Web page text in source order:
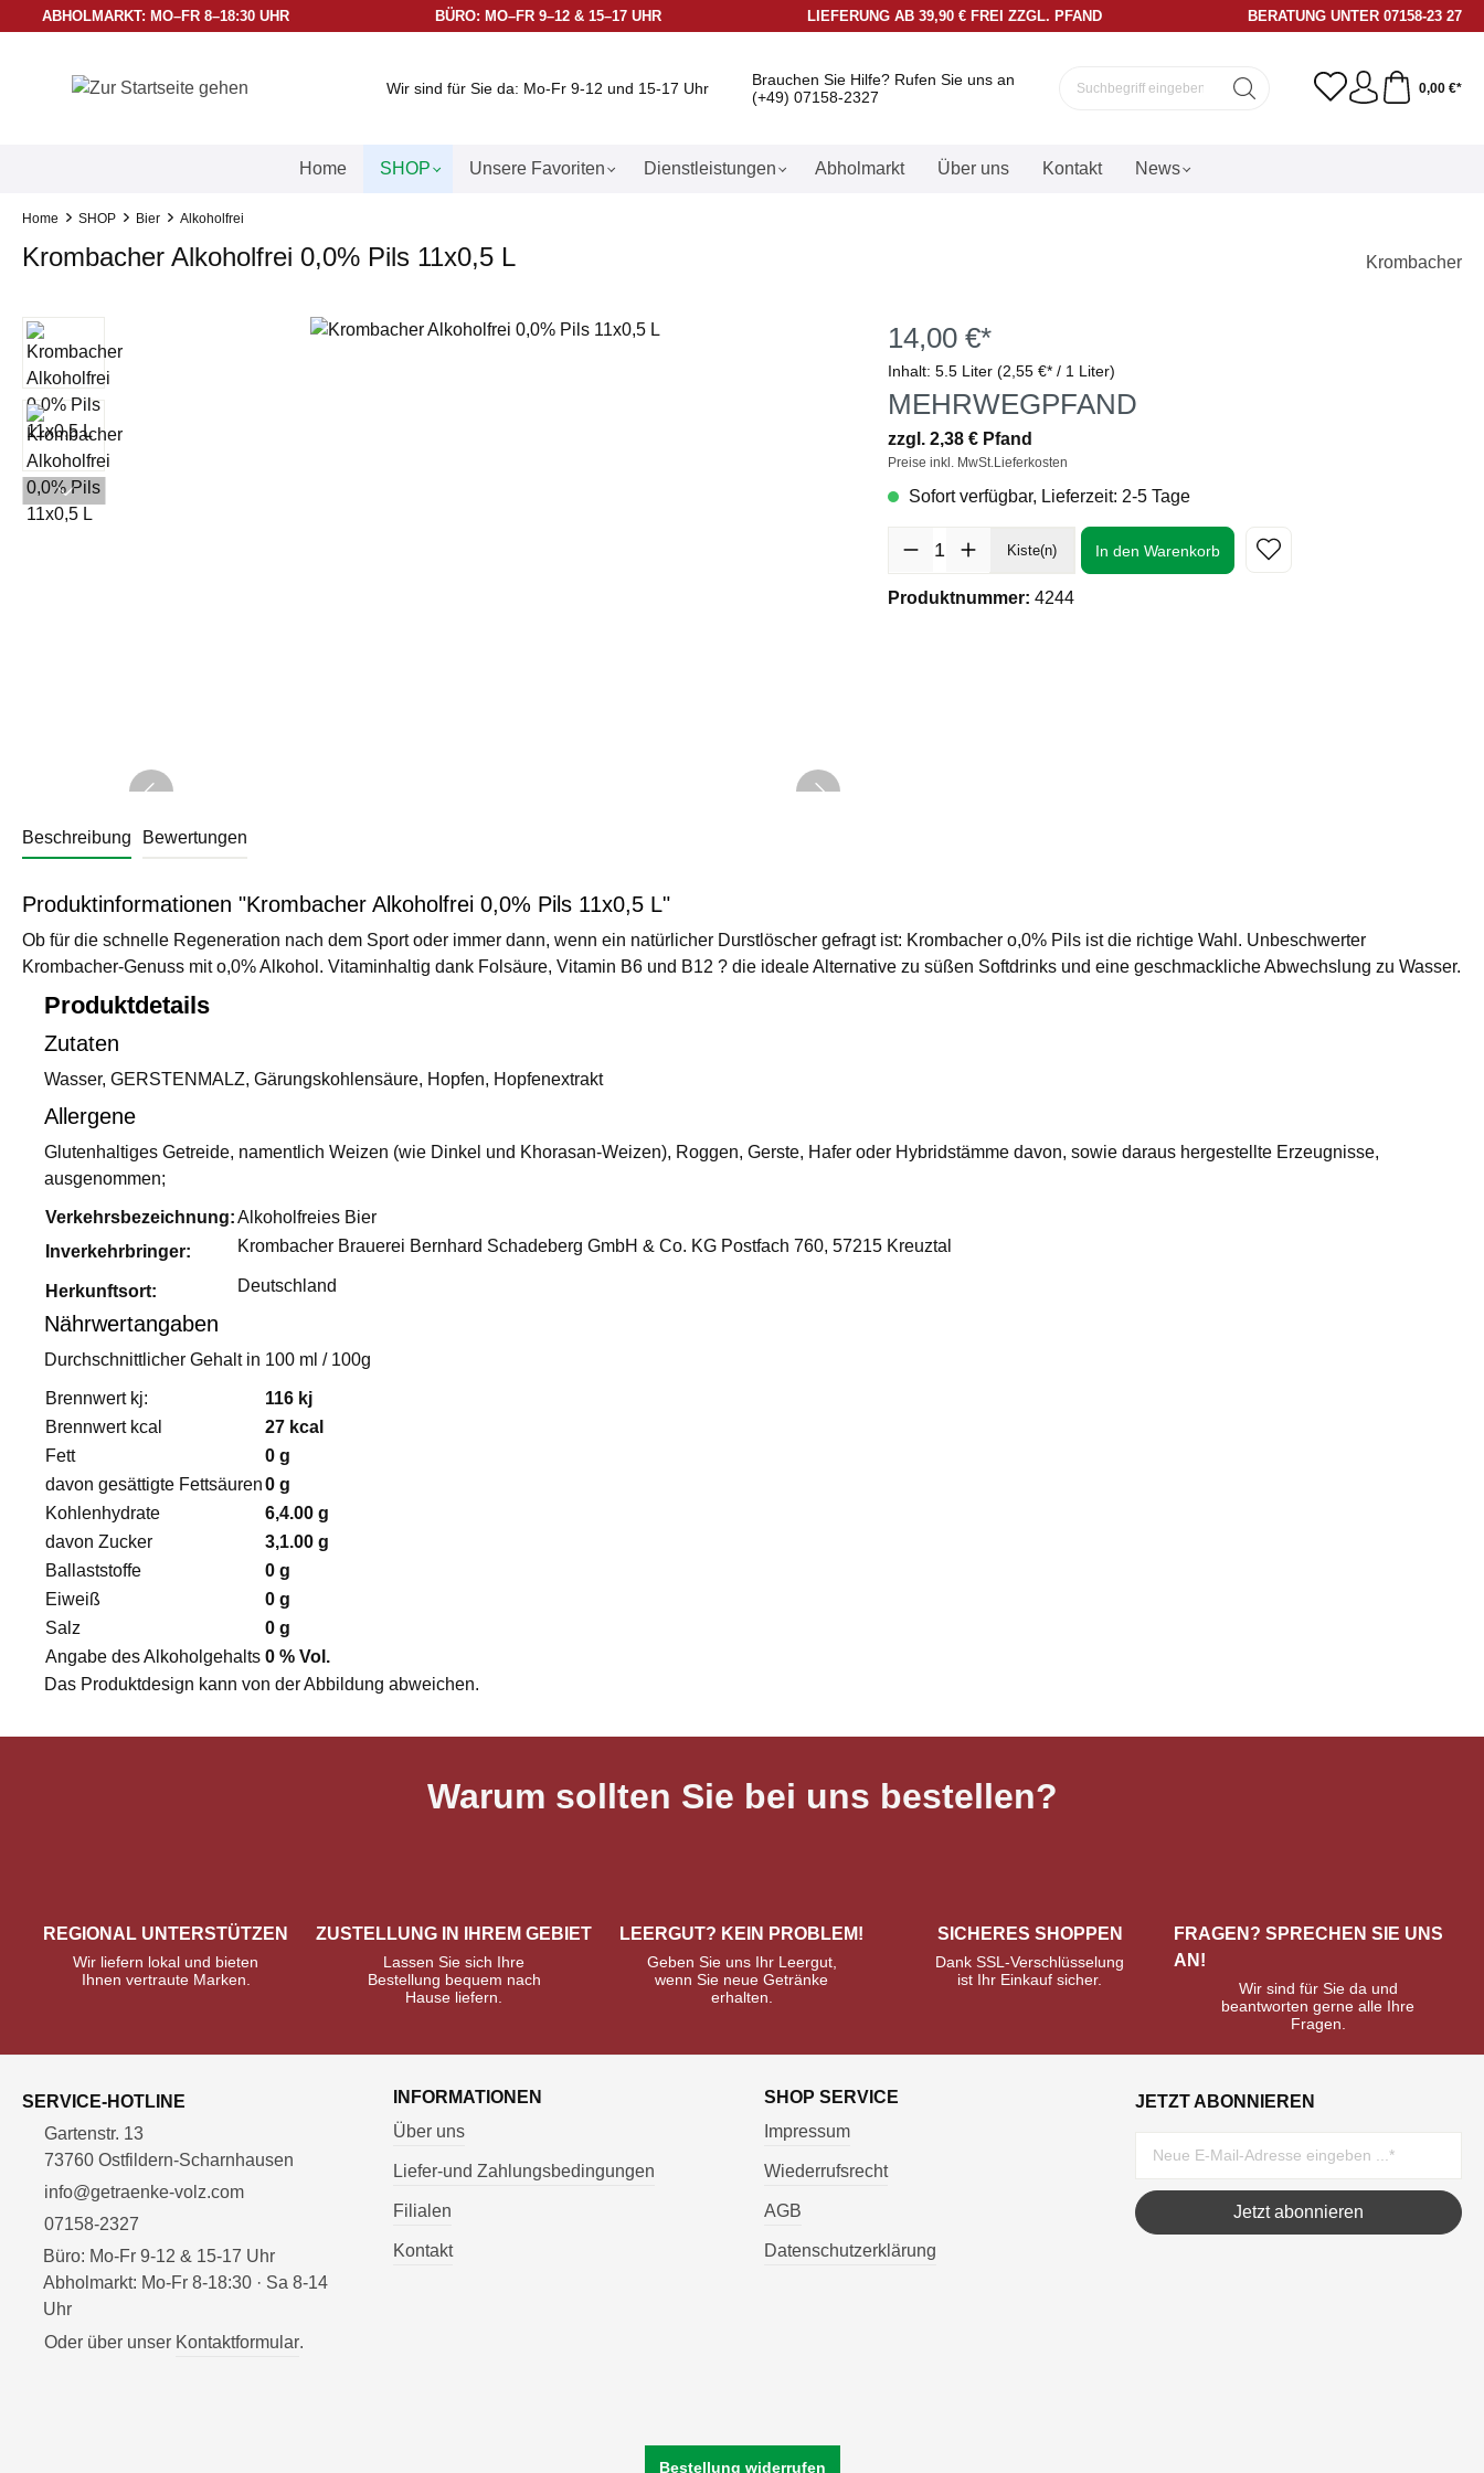
ABHOLMARKT: MO–FR 8–18:30 UHR BÜRO: MO–FR 9–12 & 15–17 UHR LIEFERUNG AB 39,90 € FREI ZZGL. PFAND BERATUNG UNTER 07158-23 27
Wir sind für Sie da: Mo-Fr 9-12 und 15-17 Uhr
Brauchen Sie Hilfe? Rufen Sie uns an
(+49) 07158-2327
0,00 €*
Home SHOP Unsere Favoriten Dienstleistungen Abholmarkt Über uns Kontakt News
Home SHOP Bier Alkoholfrei
Krombacher Alkoholfrei 0,0% Pils 11x0,5 L Krombacher
14,00 €*
Inhalt: 5.5 Liter (2,55 €* / 1 Liter)
MEHRWEGPFAND
zzgl. 2,38 € Pfand
Preise inkl. MwSt.Lieferkosten
Sofort verfügbar, Lieferzeit: 2-5 Tage
Kiste(n) In den Warenkorb
Produktnummer: 4244
Beschreibung Bewertungen
Produktinformationen "Krombacher Alkoholfrei 0,0% Pils 11x0,5 L"
Ob für die schnelle Regeneration nach dem Sport oder immer dann, wenn ein natürlicher Durstlöscher gefragt ist: Krombacher o,0% Pils ist die richtige Wahl. Unbeschwerter
Krombacher-Genuss mit o,0% Alkohol. Vitaminhaltig dank Folsäure, Vitamin B6 und B12 ? die ideale Alternative zu süßen Softdrinks und eine geschmackliche Abwechslung zu Wasser.
Produktdetails
Zutaten
Wasser, GERSTENMALZ, Gärungskohlensäure, Hopfen, Hopfenextrakt
Allergene
Glutenhaltiges Getreide, namentlich Weizen (wie Dinkel und Khorasan-Weizen), Roggen, Gerste, Hafer oder Hybridstämme davon, sowie daraus hergestellte Erzeugnisse,
ausgenommen;
Verkehrsbezeichnung:Alkoholfreies Bier
Inverkehrbringer:
Krombacher Brauerei Bernhard Schadeberg GmbH & Co. KG Postfach 760, 57215 Kreuztal
Herkunftsort: Deutschland
Nährwertangaben
Durchschnittlicher Gehalt in 100 ml / 100g
Brennwert kj:
116 kj
Brennwert kcal
27 kcal
Fett
0 g
davon gesättigte Fettsäuren0 g
Kohlenhydrate
6,4.00 g
davon Zucker
3,1.00 g
Ballaststoffe
0 g
Eiweiß
0 g
Salz
0 g
Angabe des Alkoholgehalts 0 % Vol.
Das Produktdesign kann von der Abbildung abweichen.
Warum sollten Sie bei uns bestellen?
REGIONAL UNTERSTÜTZEN
Wir liefern lokal und bieten
Ihnen vertraute Marken.
ZUSTELLUNG IN IHREM GEBIET
Lassen Sie sich Ihre
Bestellung bequem nach
Hause liefern.
LEERGUT? KEIN PROBLEM!
Geben Sie uns Ihr Leergut,
wenn Sie neue Getränke
erhalten.
SICHERES SHOPPEN
Dank SSL-Verschlüsselung
ist Ihr Einkauf sicher.
FRAGEN? SPRECHEN SIE UNS
AN!
Wir sind für Sie da und
beantworten gerne alle Ihre
Fragen.
SERVICE-HOTLINE
Gartenstr. 13
73760 Ostfildern-Scharnhausen
info@getraenke-volz.com
07158-2327
Büro: Mo-Fr 9-12 & 15-17 Uhr
Abholmarkt: Mo-Fr 8-18:30 · Sa 8-14
Uhr
Oder über unser Kontaktformular.
INFORMATIONEN
Über uns
Liefer-und Zahlungsbedingungen
Filialen
Kontakt
SHOP SERVICE
Impressum
Wiederrufsrecht
AGB
Datenschutzerklärung
JETZT ABONNIEREN
Jetzt abonnieren
Bestellung widerrufen